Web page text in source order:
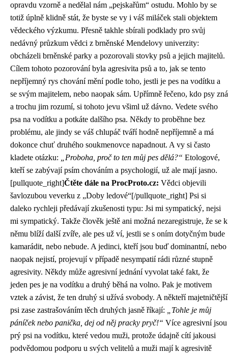
opravdu vzorně a nedělal nám „pejskařům“ ostudu. Mohlo by se
totiž úplně klidně stát, že byste se vy i váš miláček stali objektem
vědeckého výzkumu. Přesně takhle sbírali podklady pro svůj
nedávný průzkum vědci z brněnské Mendelovy univerzity:
obcházeli brněnské parky a pozorovali stovky psů a jejich majitelů.
Cílem tohoto pozorování byla agresivita psů a to, jak se tento
nepříjemný rys chování mění podle toho, jestli je pes na vodítku a
se svým majitelem, nebo naopak sám. Upřímně řečeno, kdo psy zná
a trochu jim rozumí, si tohoto jevu všiml už dávno. Vedete svého
psa na vodítku a potkáte dalšího psa. Někdy to proběhne bez
problému, ale jindy se váš chlupáč tváří hodně nepříjemně a má
dokonce chuť druhého soukmenovce napadnout. A vy si často
kladete otázku:
„Proboha, proč to ten můj pes dělá?“ Etologové,
kteří se zabývají psím chováním a psychologií, už ale mají jasno.
[pullquote_right]Čtěte dále na ProcProto.cz: Vědci objevili
šavlozubou veverku z „Doby ledové“[/pullquote_right] Psi si
daleko rychleji předávají zkušenosti typu: Jsi mi sympatický, nejsi
mi sympatický. Takže člověk ještě ani možná nezaregistruje, že se k
němu blíží další zvíře, ale pes už ví, jestli se s oním dotyčným bude
kamarádit, nebo nebude. A jedinci, kteří jsou buď dominantní, nebo
naopak nejistí, projevují v případě nesympatií rádi různé stupně
agresivity. Někdy může agresivní jednání vyvolat také fakt, že
jeden pes je na vodítku a druhý běhá na volno. Pak je motivem
vztek a závist, že ten druhý si užívá svobody. A někteří majetničtější
psi zase zastrašováním těch druhých jasně říkají:
„Tohle je můj
páníček nebo panička, dej od něj pracky pryč!“ Více agresivní jsou
prý psi na vodítku, které vedou muži, protože údajně cítí jakousi
podvědomou podporu u svých velitelů a muži mají k agresivitě